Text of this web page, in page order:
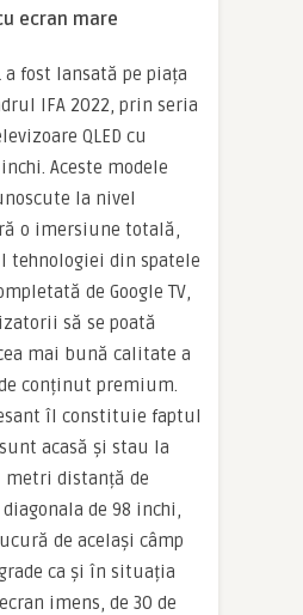
ecran mare
a fost lansată pe piața
IFA 2022, prin seria
QLED cu
Aceste modele
la nivel
o imersiune totală,
din spatele
de Google TV,
să se poată
mai bună calitate a
conținut premium.
îl constituie faptul
acasă și stau la
distanță de
de 98 inchi,
de același câmp
ca și în situația
imens, de 30 de